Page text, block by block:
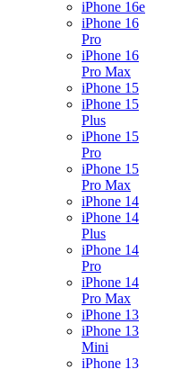
iPhone 16e
iPhone 16
Pro
iPhone 16
Pro Max
iPhone 15
iPhone 15
Plus
iPhone 15
Pro
iPhone 15
Pro Max
iPhone 14
iPhone 14
Plus
iPhone 14
Pro
iPhone 14
Pro Max
iPhone 13
iPhone 13
Mini
iPhone 13